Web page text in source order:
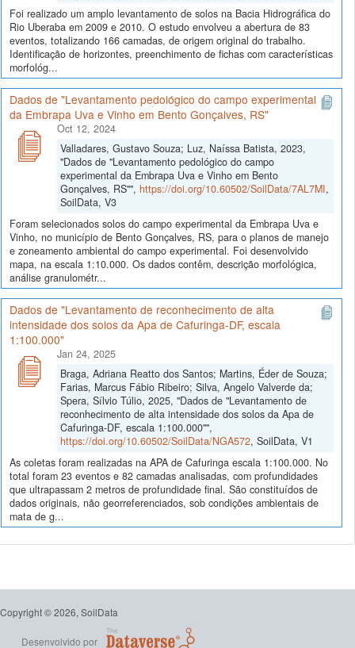
Foi realizado um amplo levantamento de solos na Bacia Hidrográfica do
Rio Uberaba em 2009 e 2010. O estudo envolveu a abertura de 83
eventos, totalizando 166 camadas, de origem original do trabalho.
Identificação de horizontes, preenchimento de fichas com características
morfológ...
Dados de "Levantamento pedológico do campo experimental
da Embrapa Uva e Vinho em Bento Gonçalves, RS"
Oct 12, 2024
Valladares, Gustavo Souza; Luz, Naíssa Batista, 2023,
"Dados de "Levantamento pedológico do campo
experimental da Embrapa Uva e Vinho em Bento
Gonçalves, RS"", https://doi.org/10.60502/SoilData/7AL7MI,
SoilData, V3
Foram selecionados solos do campo experimental da Embrapa Uva e
Vinho, no município de Bento Gonçalves, RS, para o planos de manejo
e zoneamento ambiental do campo experimental. Foi desenvolvido
mapa, na escala 1:10.000. Os dados contêm, descrição morfológica,
análise granulométr...
Dados de "Levantamento de reconhecimento de alta
intensidade dos solos da Apa de Cafuringa-DF, escala
1:100.000"
Jan 24, 2025
Braga, Adriana Reatto dos Santos; Martins, Éder de Souza;
Farias, Marcus Fábio Ribeiro; Silva, Angelo Valverde da;
Spera, Sílvio Túlio, 2025, "Dados de "Levantamento de
reconhecimento de alta intensidade dos solos da Apa de
Cafuringa-DF, escala 1:100.000"",
https://doi.org/10.60502/SoilData/NGA572, SoilData, V1
As coletas foram realizadas na APA de Cafuringa escala 1:100.000. No
total foram 23 eventos e 82 camadas analisadas, com profundidades
que ultrapassam 2 metros de profundidade final. São constituídos de
dados originais, não georreferenciados, sob condições ambientais de
mata de g...
Copyright © 2026, SoilData
Desenvolvido por